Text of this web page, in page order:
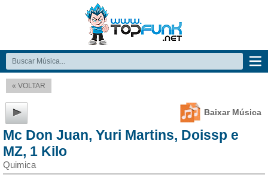
« VOLTAR
Baixar Música
Mc Don Juan, Yuri Martins, Doissp e
MZ, 1 Kilo
Quimica